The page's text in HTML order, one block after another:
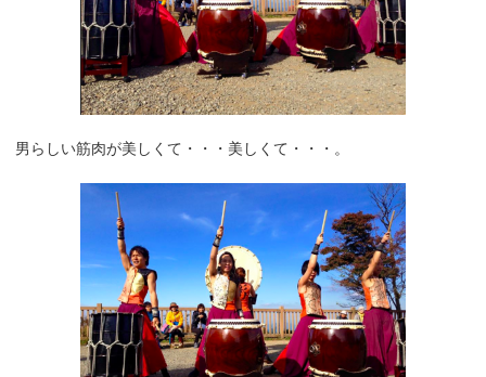
男らしい筋肉が美しくて・・・美しくて・・・。